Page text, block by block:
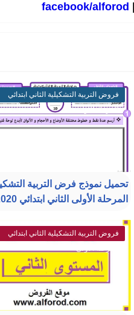
facebook/alforod
فروض التربية التشكيلية الثاني ابتدائي
المرحلة الأولى
تحميل نموذج فرض التربية
المرحلة الأولى الثاني ابتدائي 2020
فروض التربية التشكيلية الثاني ابتدائي
المرحلة الأولى